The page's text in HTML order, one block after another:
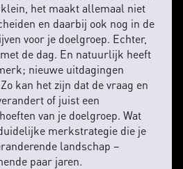
het maakt allemaal niet
en daarbij ook nog in de
voor je doelgroep. Echter,
de dag. En natuurlijk heeft
nieuwe uitdagingen
kan het zijn dat de vraag en
of juist een
van je doelgroep. Wat
merkstrategie die je
landschap –
paar jaren.